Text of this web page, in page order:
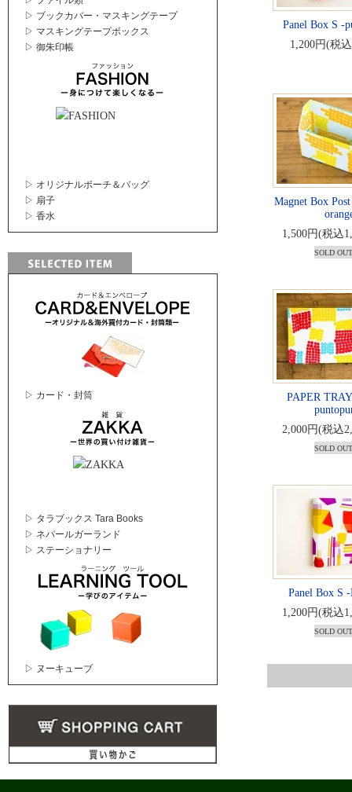
▷ ブックカバー・マスキングテープ
▷ マスキングテープボックス
▷ 御朱印帳
▷ オリジナルポーチ＆バッグ
▷ 扇子
▷ 香水
▷ カード・封筒
▷ タラブックス Tara Books
▷ ネパールガーランド
▷ ステーショナリー
▷ ヌーキューブ
Panel Box S -
1,200円(税
Magnet Box
1,500円(税込
SOLD OUT
PAPER
2,000円(税込
SOLD OUT
Panel Box S
1,200円(税込
SOLD OUT